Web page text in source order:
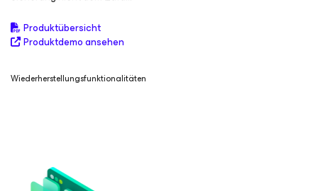
Produktübersicht
Produktdemo ansehen
Wiederherstellungsfunktionalitäten